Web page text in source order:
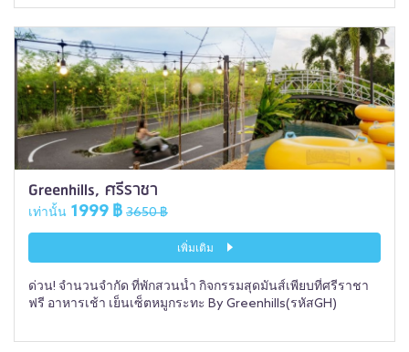
Greenhills, ศรีราชา
เท่านั้น 1999 ฿ 3650 ฿
เพิ่มเติม
ด่วน! จำนวนจำกัด ที่พักสวนน้ำ กิจกรรมสุดมันส์เพียบที่ศรีราชา
ฟรี อาหารเช้า เย็นเซ็ตหมูกระทะ By Greenhills(รหัสGH)